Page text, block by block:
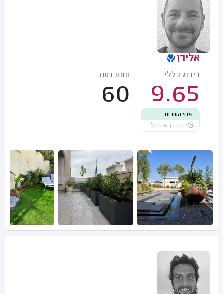
אלירן
דירוג כללי
9.65
חוות דעת
60
פנוי השבוע
עודכן אתמול